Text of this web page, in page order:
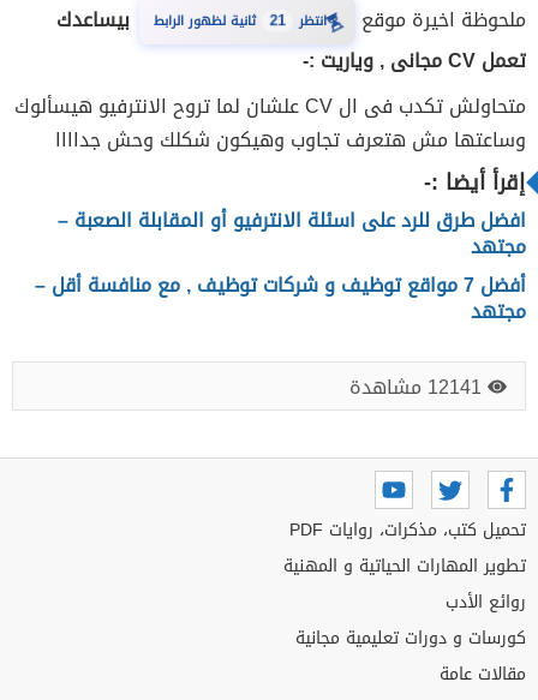
ملحوظة اخيرة موقع ⏳انتظر 21 ثانية لظهور الرابط
بيساعدك
تعمل CV مجانى , وياريت :-
متحاولش تكدب فى ال CV علشان لما تروح الانترفيو هيسألوك
وساعتها مش هتعرف تجاوب وهيكون شكلك وحش جداااا
إقرأ أيضا :-
افضل طرق للرد على اسئلة الانترفيو أو المقابلة الصعبة –
مجتهد
أفضل 7 مواقع توظيف و شركات توظيف , مع منافسة أقل –
مجتهد
12141 مشاهدة
تحميل كتب، مذكرات، روايات PDF
تطوير المهارات الحياتية و المهنية
روائع الأدب
كورسات و دورات تعليمية مجانية
مقالات عامة